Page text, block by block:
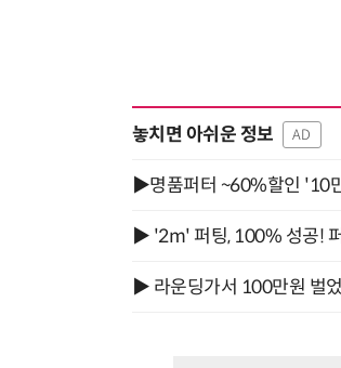
놓치면 아쉬운 정보 AD
▶명품퍼터 ~60%할인 '10
▶ '2m' 퍼팅, 100% 성공!
▶ 라운딩가서 100만원 벌